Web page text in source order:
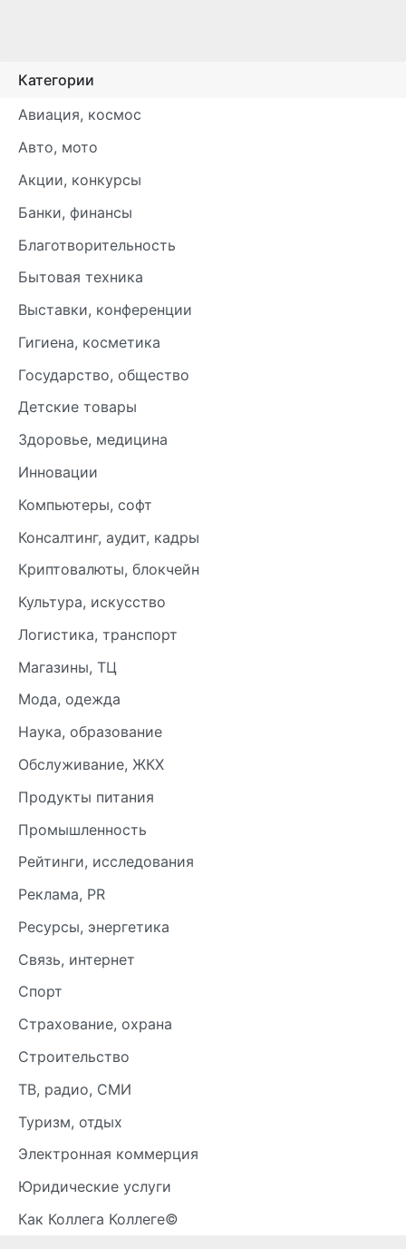
Категории
Авиация, космос
Авто, мото
Акции, конкурсы
Банки, финансы
Благотворительность
Бытовая техника
Выставки, конференции
Гигиена, косметика
Государство, общество
Детские товары
Здоровье, медицина
Инновации
Компьютеры, софт
Консалтинг, аудит, кадры
Криптовалюты, блокчейн
Культура, искусство
Логистика, транспорт
Магазины, ТЦ
Мода, одежда
Наука, образование
Обслуживание, ЖКХ
Продукты питания
Промышленность
Рейтинги, исследования
Реклама, PR
Ресурсы, энергетика
Связь, интернет
Спорт
Страхование, охрана
Строительство
ТВ, радио, СМИ
Туризм, отдых
Электронная коммерция
Юридические услуги
Как Коллега Коллеге©